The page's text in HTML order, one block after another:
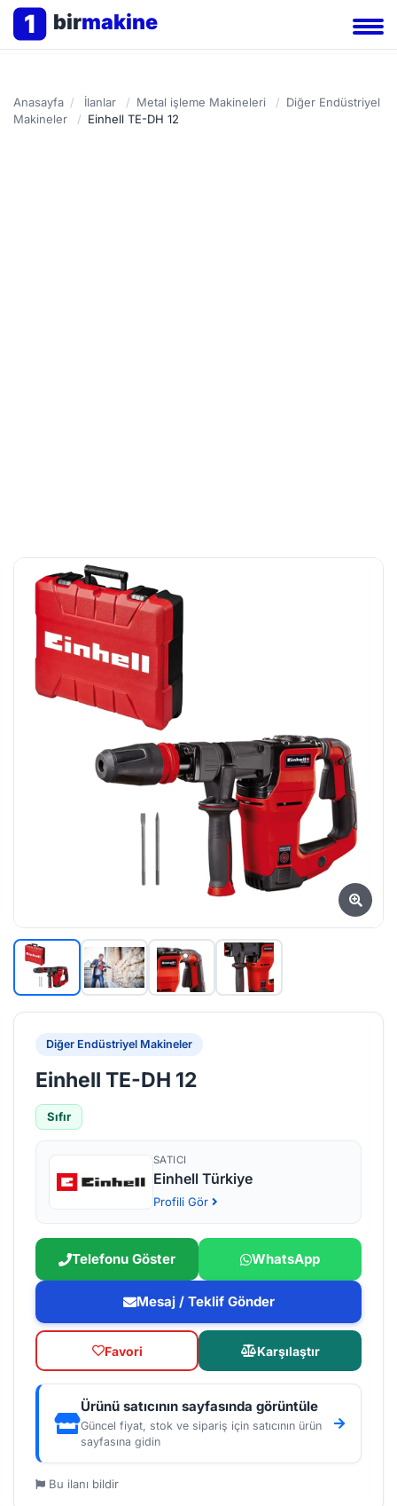
1 birmakine
Anasayfa / İlanlar / Metal işleme Makineleri / Diğer Endüstriyel
Makineler
/ Einhell TE-DH 12
Diğer Endüstriyel Makineler
Einhell TE-DH 12
Sıfır
SATICI
Einhell Türkiye
Profili Gör
Telefonu Göster WhatsApp
Mesaj / Teklif Gönder
Favori Karşılaştır
Ürünü satıcının sayfasında görüntüle
Güncel fiyat, stok ve sipariş için satıcının ürün
sayfasına gidin
Bu ilanı bildir